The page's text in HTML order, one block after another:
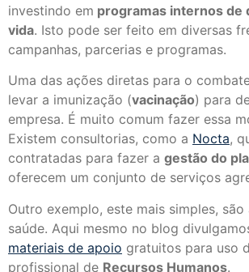
investindo em programas internos de
vida. Isto pode ser feito em diversas
campanhas, parcerias e programas.
Uma das ações diretas para o
levar a imunização (vacinação) para
empresa. É muito comum fazer essa
Existem consultorias, como a Nocta,
contratadas para fazer a gestão do
oferecem um conjunto de serviços
Outro exemplo, este mais simples, são
saúde. Aqui mesmo no blog
materiais de apoio gratuitos para uso
profissional de Recursos Humanos.